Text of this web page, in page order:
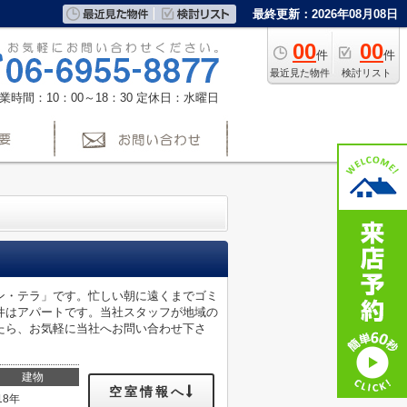
最終更新：2026年08月08日
00件
最近見た物件
00件
検討リスト
時間：10：00～18：30 定休日：水曜日
テラ」です。忙しい朝に遠くまでゴミ
アパートです。当社スタッフが地域の
、お気軽に当社へお問い合わせ下さ
建物
年
空室情報へ